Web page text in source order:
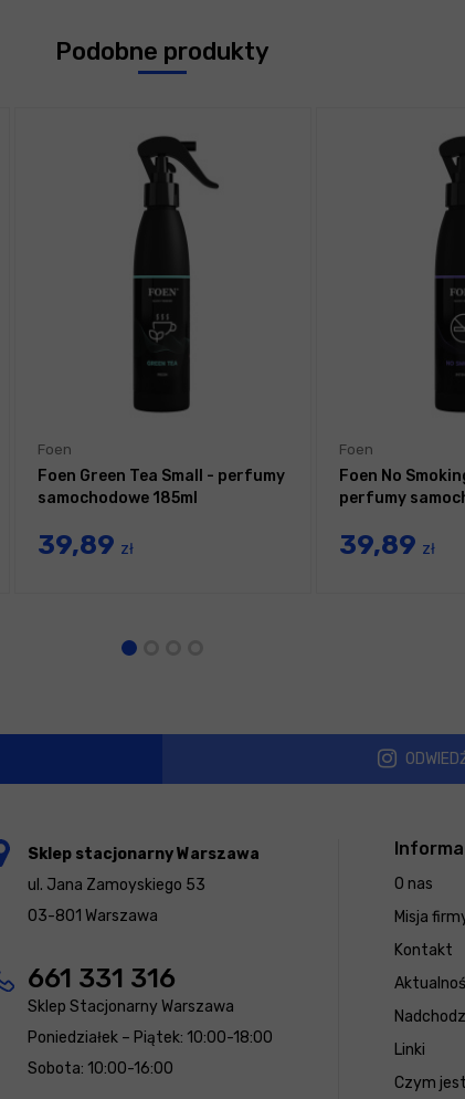
Podobne produkty
Foen
Foen Green Tea Small - perfumy
samochodowe 185ml
39,89 zł
Foen
Foen No
perfumy
39,89 zł
O nas
Misja
Kontakt
Linki
Czym
Sklep stacjonarny Warszawa
ul. Jana Zamoyskiego 53
03-801 Warszawa
661 331 316
Sklep Stacjonarny Warszawa
Poniedziałek – Piątek: 10:00-18:00
Sobota: 10:00-16:00